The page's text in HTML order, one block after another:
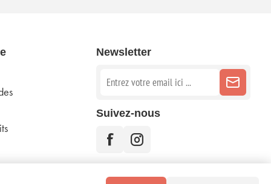
Newsletter
Suivez-nous